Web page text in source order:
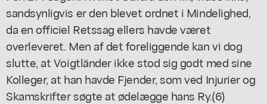
sandsynligvis er den blevet ordnet i Mindelighed,
da en officiel Retssag ellers havde været
overleveret. Men af det foreliggende kan vi dog
slutte, at Voigtländer ikke stod sig godt med sine
Kolleger, at han havde Fjender, som ved Injurier og
Skamskrifter søgte at ødelægge hans Ry.(6)